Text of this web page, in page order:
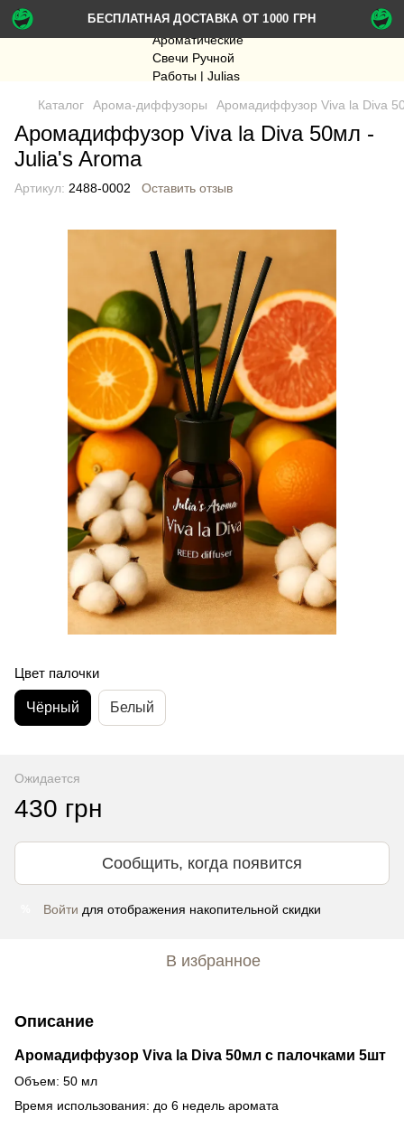
БЕСПЛАТНАЯ ДОСТАВКА ОТ 1000 ГРН
Каталог Арома-диффузоры Аромадиффузор Viva la Diva
Аромадиффузор Viva la Diva 50мл -
Julia's Aroma
Артикул: 2488-0002 Оставить отзыв
Цвет палочки
Чёрный Белый
Ожидается
430 грн
Сообщить, когда появится
Войти для отображения накопительной скидки
В избранное
Описание
Аромадиффузор Viva la Diva 50мл с палочками 5шт
Объем: 50 мл
Время использования: до 6 недель аромата